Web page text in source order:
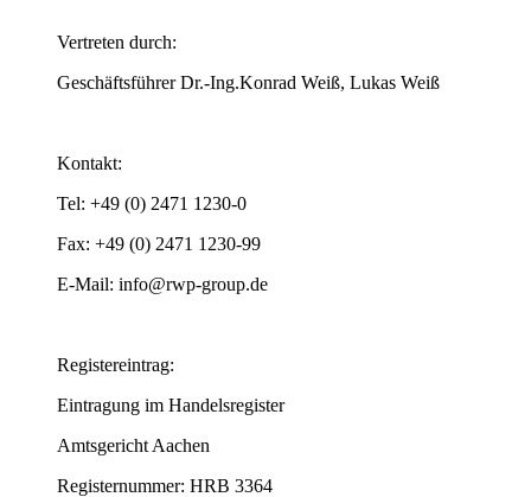
Vertreten durch:
Geschäftsführer Dr.-Ing.Konrad Weiß, Lukas Weiß
Kontakt:
Tel: +49 (0) 2471 1230-0
Fax: +49 (0) 2471 1230-99
E-Mail: info@rwp-group.de
Registereintrag:
Eintragung im Handelsregister
Amtsgericht Aachen
Registernummer: HRB 3364